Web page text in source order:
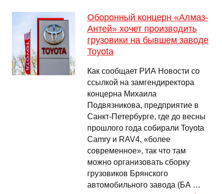
Оборонный концерн «Алмаз-
Антей» хочет производить
грузовики на бывшем заводе
Toyota
Как сообщает РИА Новости со
ссылкой на замгендиректора
концерна Михаила
Подвязникова, предприятие в
Санкт-Петербурге, где до весны
прошлого года собирали Toyota
Camry и RAV4, «более
современное», так что там
можно организовать сборку
грузовиков Брянского
автомобильного завода (БА …